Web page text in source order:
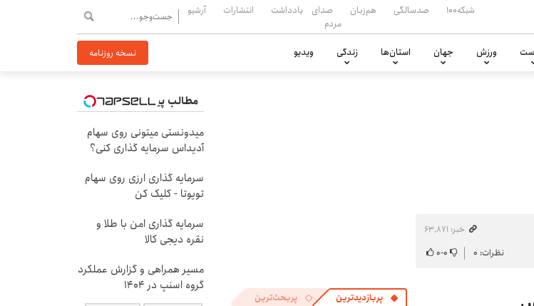
شبکه۱۰۰ صدسالگی هم‌زبان
صدای
مردم
یادداشت انتشارات آرشیو
ورزش جهان استان‌ها زندگی ویدیو نسخه روزنامه
خبر: ۶۳٬۸۷۱
نظرات: ۰ ۰-۰
پربازدیدترین پربحث‌ترین
مطالب پیشنهادی
میدونستی میتونی روی سهام
آدیداس سرمایه گذاری کنی؟
سرمایه گذاری ارزی روی سهام
تویوتا - کلیک کن
سرمایه گذاری امن با طلا و
نقره دیجی کالا
مسیر همراهی و گزارش عملکرد
گروه اسنپ در ۱۴۰۴